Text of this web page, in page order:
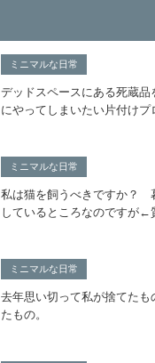
ミニマルな日常
デッドスペースにある死蔵品
にやってしまいたい片付けプ
ミニマルな日常
私は猫を飼うべきですか？
しているところなのですが←
ミニマルな日常
去年思い切って私が捨てたも
たもの。